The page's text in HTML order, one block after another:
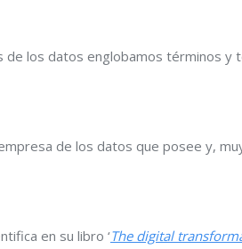
los datos englobamos términos y
de los datos que posee y,
en su libro ‘The digital